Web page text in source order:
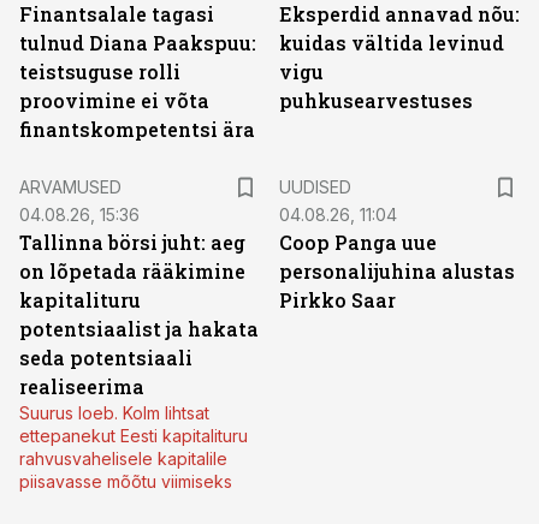
Finantsalale tagasi
tulnud Diana Paakspuu:
teistsuguse rolli
proovimine ei võta
finantskompetentsi ära
Eksperdid annavad nõu:
kuidas vältida levinud
vigu
puhkusearvestuses
ARVAMUSED
04.08.26, 15:36
Tallinna börsi juht: aeg
on lõpetada rääkimine
kapitalituru
potentsiaalist ja hakata
seda potentsiaali
realiseerima
Suurus loeb. Kolm lihtsat
ettepanekut Eesti kapitalituru
rahvusvahelisele kapitalile
piisavasse mõõtu viimiseks
UUDISED
04.08.26, 11:04
Coop Panga uue
personalijuhina alustas
Pirkko Saar